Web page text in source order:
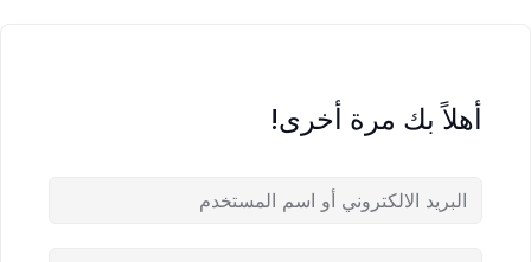
أهلاً بك مرة أخرى!